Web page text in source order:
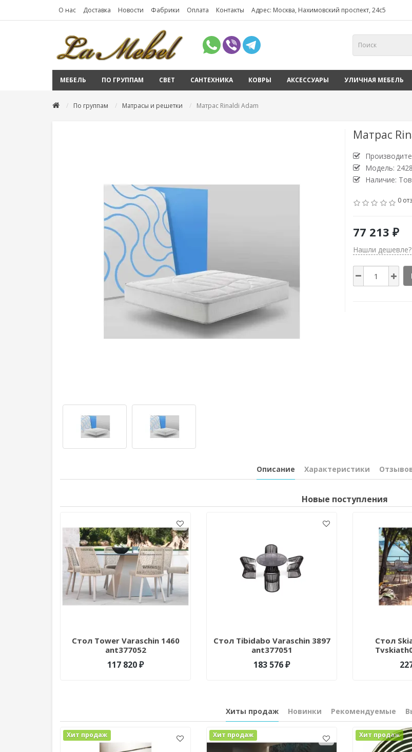
О нас Доставка Новости Фабрики Оплата Контакты Адрес: Москва, Нахимовский проспект, 24с5
МЕБЕЛЬ ПО ГРУППАМ СВЕТ САНТЕХНИКА КОВРЫ АКСЕССУАРЫ УЛИЧНАЯ МЕБЕЛЬ
По группам Матрасы и решетки Матрас Rinaldi Adam
Матрас
Модель:
Наличие:
0
77 213 ₽
Нашли дешевле?
Описание Характеристики
Новые поступления
Стол Tower Varaschin 1460
ant377052
117 820 ₽
Стол Tibidabo Varaschin 3897
ant377051
183 576 ₽
Стол
Хиты продаж Новинки Рекомендуемые
Хит продаж Хит продаж Хит продаж